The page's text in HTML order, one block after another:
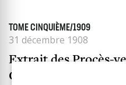
TOME CINQUIÈME/1909
31 décembre 1908
Extrait des Procès-
Comité